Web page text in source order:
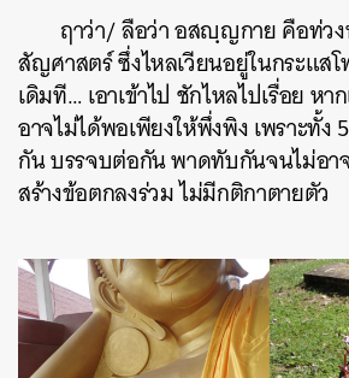
ฤาว่า/ ลือว่า อสญฺญกาย คือท่ว
สัญศาสตร์ ซึ่งไหลเวียนอยู่ในกระแส
เดิมที… เอาเข้าไป ชักไหลไปเรื่อย ห
อาจไม่ได้พอเพียงให้พึ่งพิง เพราะทั้ง
กัน บรรจบต่อกัน พาดทับกันจนไม่อา
สร้างข้อตกลงร่วม ไม่มีกติกาตายตัว